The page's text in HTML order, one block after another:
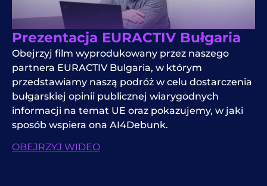
Prezentacja EURACTIV Bułgaria
Obejrzyj film wyprodukowany przez naszego
partnera EURACTIV Bulgaria, w którym
przedstawiamy naszą podróż w celu dostarczenia
bułgarskiej opinii publicznej wiarygodnych
informacji na temat UE oraz pokazujemy, w jaki
sposób wspiera ona AI4Debunk.
OBEJRZYJ WIDEO